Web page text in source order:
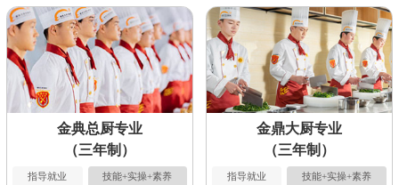
金典总厨专业
（三年制）
指导就业 技能+实操+素养
金鼎大厨专业
（三年制）
指导就业 技能+实操+素养